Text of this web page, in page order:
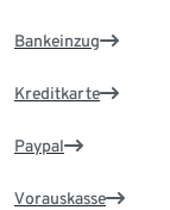
Bankeinzug
Kreditkarte
Paypal
Vorauskasse